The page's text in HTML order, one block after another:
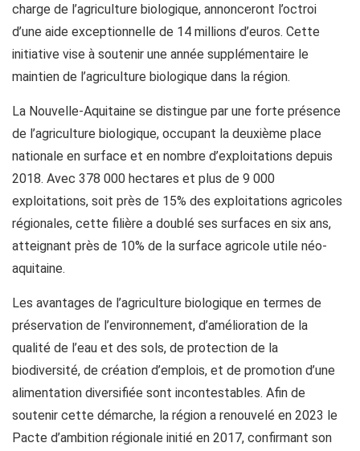
charge de l’agriculture biologique, annonceront l’octroi
d’une aide exceptionnelle de 14 millions d’euros. Cette
initiative vise à soutenir une année supplémentaire le
maintien de l’agriculture biologique dans la région.
La Nouvelle-Aquitaine se distingue par une forte présence
de l’agriculture biologique, occupant la deuxième place
nationale en surface et en nombre d’exploitations depuis
2018. Avec 378 000 hectares et plus de 9 000
exploitations, soit près de 15% des exploitations agricoles
régionales, cette filière a doublé ses surfaces en six ans,
atteignant près de 10% de la surface agricole utile néo-
aquitaine.
Les avantages de l’agriculture biologique en termes de
préservation de l’environnement, d’amélioration de la
qualité de l’eau et des sols, de protection de la
biodiversité, de création d’emplois, et de promotion d’une
alimentation diversifiée sont incontestables. Afin de
soutenir cette démarche, la région a renouvelé en 2023 le
Pacte d’ambition régionale initié en 2017, confirmant son